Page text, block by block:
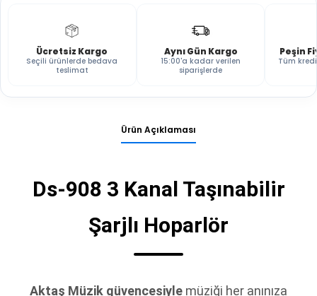
Ücretsiz Kargo
Seçili ürünlerde bedava
teslimat
Aynı Gün Kargo
15:00'a kadar verilen
siparişlerde
Peşin
Tüm
Ürün Açıklaması
Ds-908 3 Kanal Taşınabilir
Şarjlı Hoparlör
Aktaş Müzik güvencesiyle müziği her anınıza